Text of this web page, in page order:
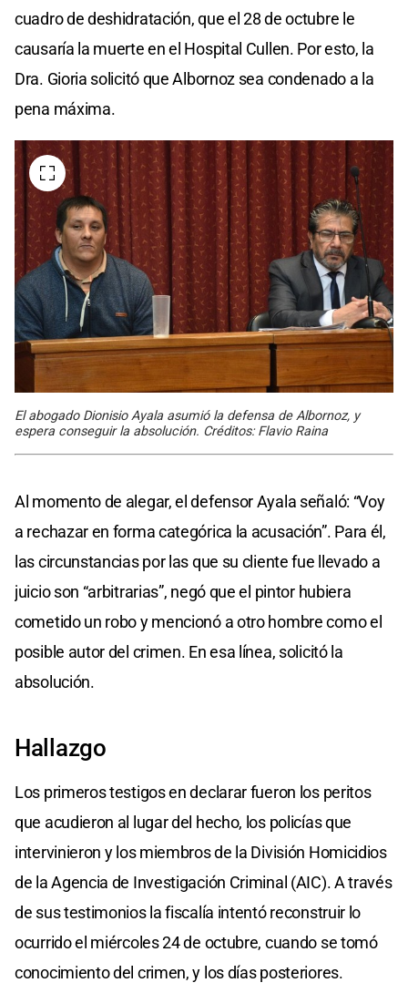
cuadro de deshidratación, que el 28 de octubre le
causaría la muerte en el Hospital Cullen. Por esto, la
Dra. Gioria solicitó que Albornoz sea condenado a la
pena máxima.
El abogado Dionisio Ayala asumió la defensa de Albornoz, y
espera conseguir la absolución. Créditos: Flavio Raina
Al momento de alegar, el defensor Ayala señaló: “Voy
a rechazar en forma categórica la acusación”. Para él,
las circunstancias por las que su cliente fue llevado a
juicio son “arbitrarias”, negó que el pintor hubiera
cometido un robo y mencionó a otro hombre como el
posible autor del crimen. En esa línea, solicitó la
absolución.
Hallazgo
Los primeros testigos en declarar fueron los peritos
que acudieron al lugar del hecho, los policías que
intervinieron y los miembros de la División Homicidios
de la Agencia de Investigación Criminal (AIC). A través
de sus testimonios la fiscalía intentó reconstruir lo
ocurrido el miércoles 24 de octubre, cuando se tomó
conocimiento del crimen, y los días posteriores.